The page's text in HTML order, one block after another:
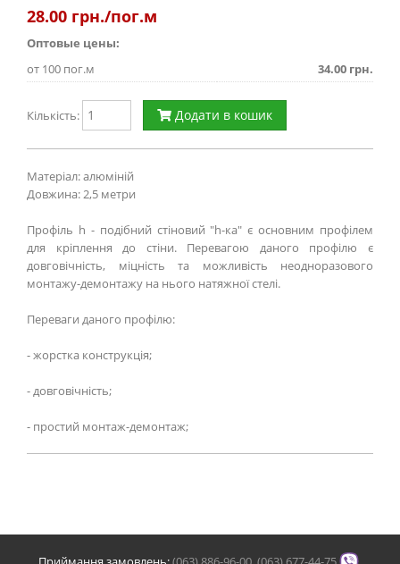
28.00 грн./пог.м
Оптовые цены:
от 100 пог.м
34.00 грн.
Кількість: Додати в кошик
Матеріал: алюміній
Довжина: 2,5 метри
Профіль h - подібний стіновий "h-ка" є основним профілем
для кріплення до стіни. Перевагою даного профілю є
довговічність, міцність та можливість неодноразового
монтажу-демонтажу на нього натяжної стелі.
Переваги даного профілю:
- жорстка конструкція;
- довговічність;
- простий монтаж-демонтаж;